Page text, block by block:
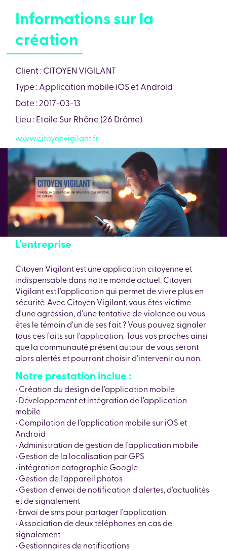
Informations sur la
création
Client : CITOYEN VIGILANT
Type : Application mobile iOS et Android
Date : 2017-03-13
Lieu : Etoile Sur Rhône (26 Drôme)
www.citoyenvigilant.fr
L'entreprise
Citoyen Vigilant est une application citoyenne et
indispensable dans notre monde actuel. Citoyen
Vigilant est l'application qui permet de vivre plus en
sécurité. Avec Citoyen Vigilant, vous êtes victime
d'une agréssion, d'une tentative de violence ou vous
êtes le témoin d'un de ses fait ? Vous pouvez signaler
tous ces faits sur l'application. Tous vos proches ainsi
que la communauté présent autour de vous seront
alors alertés et pourront choisir d'intervenir ou non.
Notre prestation inclue :
• Création du design de l'application mobile
• Développement et intégration de l'application
mobile
• Compilation de l'application mobile sur iOS et
Android
• Administration de gestion de l'application mobile
• Gestion de la localisation par GPS
• intégration catographie Google
• Gestion de l'appareil photos
• Gestion d'envoi de notification d'alertes, d'actualités
et de signalement
• Envoi de sms pour partager l'application
• Association de deux téléphones en cas de
signalement
• Gestionnaires de notifications